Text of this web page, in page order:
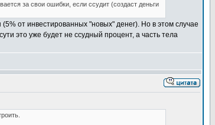
за свои ошибки, если ссудит (создаст деньги
от инвестированных "новых" денег). Но в этом случае
это уже будет не ссудный процент, а часть тела